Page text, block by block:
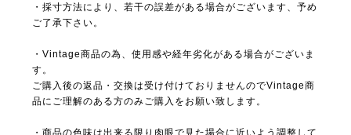
・採寸方法により、若干の誤差がある場合がございます、予め
ご了承下さい。
・Vintage商品の為、使用感や経年劣化がある場合がございま
す。
ご購入後の返品・交換は受け付けておりませんのでVintage商
品にご理解のある方のみご購入をお願い致します。
・商品の色味は出来る限り肉眼で見た場合に近いよう調整して